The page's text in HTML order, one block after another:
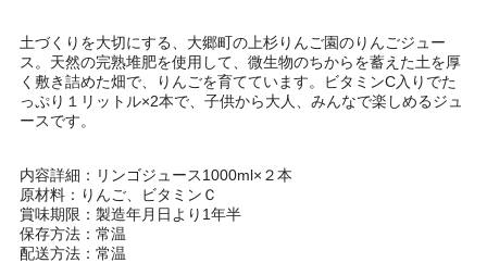
土づくりを大切にする、大郷町の上杉りんご園のりんごジュー
ス。天然の完熟堆肥を使用して、微生物のちからを蓄えた土を厚
く敷き詰めた畑で、りんごを育てています。ビタミンC入りでた
っぷり１リットル×2本で、子供から大人、みんなで楽しめるジュ
ースです。
内容詳細：リンゴジュース1000ml×２本
原材料：りんご、ビタミンＣ
賞味期限：製造年月日より1年半
保存方法：常温
配送方法：常温